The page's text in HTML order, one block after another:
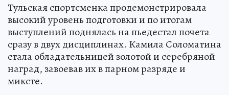
Тульская спортсменка продемонстрировала
высокий уровень подготовки и по итогам
выступлений поднялась на пьедестал почета
сразу в двух дисциплинах. Камила Соломатина
стала обладательницей золотой и серебряной
наград, завоевав их в парном разряде и
миксте.